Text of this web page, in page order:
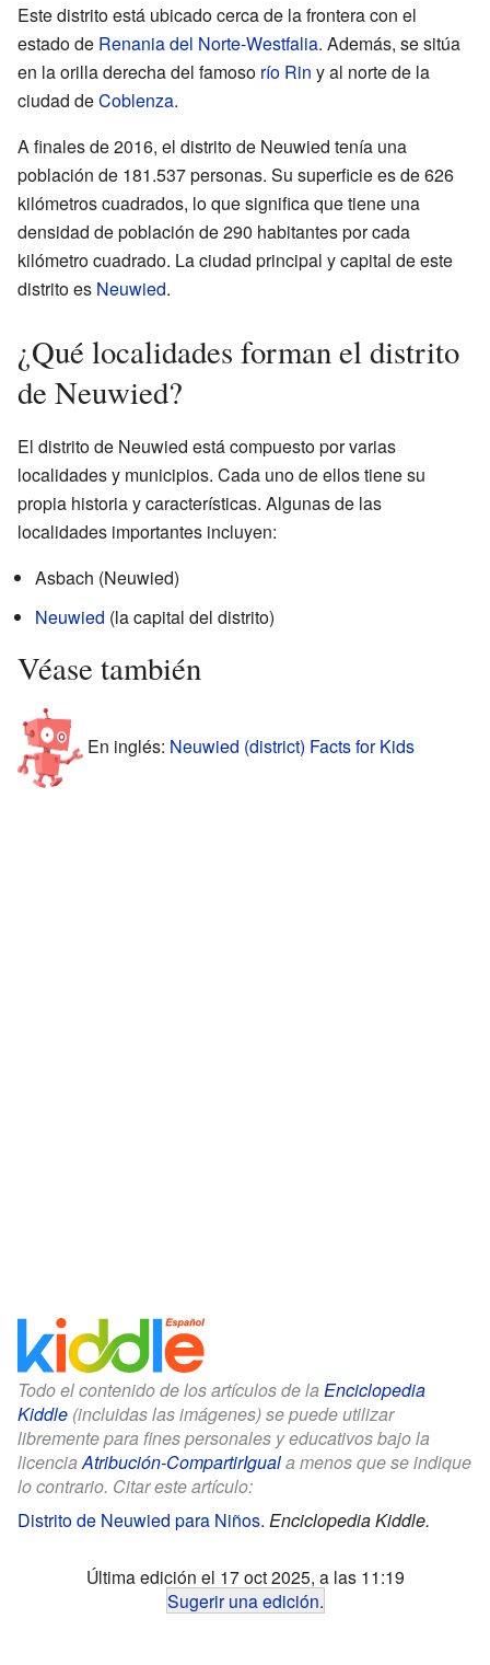
Este distrito está ubicado cerca de la frontera con el
estado de Renania del Norte-Westfalia. Además, se sitúa
en la orilla derecha del famoso río Rin y al norte de la
ciudad deCoblenza.
A finales de 2016, el distrito de Neuwied tenía una
población de 181.537 personas. Su superficie es de 626
kilómetros cuadrados, lo que significa que tiene una
densidad de población de 290 habitantes por cada
kilómetro cuadrado. La ciudad principal y capital de este
distrito es Neuwied.
¿Qué localidades forman el distrito
de Neuwied?
El distrito de Neuwied está compuesto por varias
localidades y municipios. Cada uno de ellos tiene su
propia historia y características. Algunas de las
localidades importantes incluyen:
Asbach (Neuwied)
Neuwied (la capital del distrito)
Véase también
En inglés: Neuwied (district) Facts for Kids
Todo el contenido de los artículos de la Enciclopedia
Kiddle (incluidas las imágenes) se puede utilizar
libremente para fines personales y educativos bajo la
licenciaAtribución-CompartirIguala menos que se indique
lo contrario. Citar este artículo:
Distrito de Neuwied para Niños. Enciclopedia Kiddle.
Última edición el 17 oct 2025, a las 11:19
Sugerir una edición.